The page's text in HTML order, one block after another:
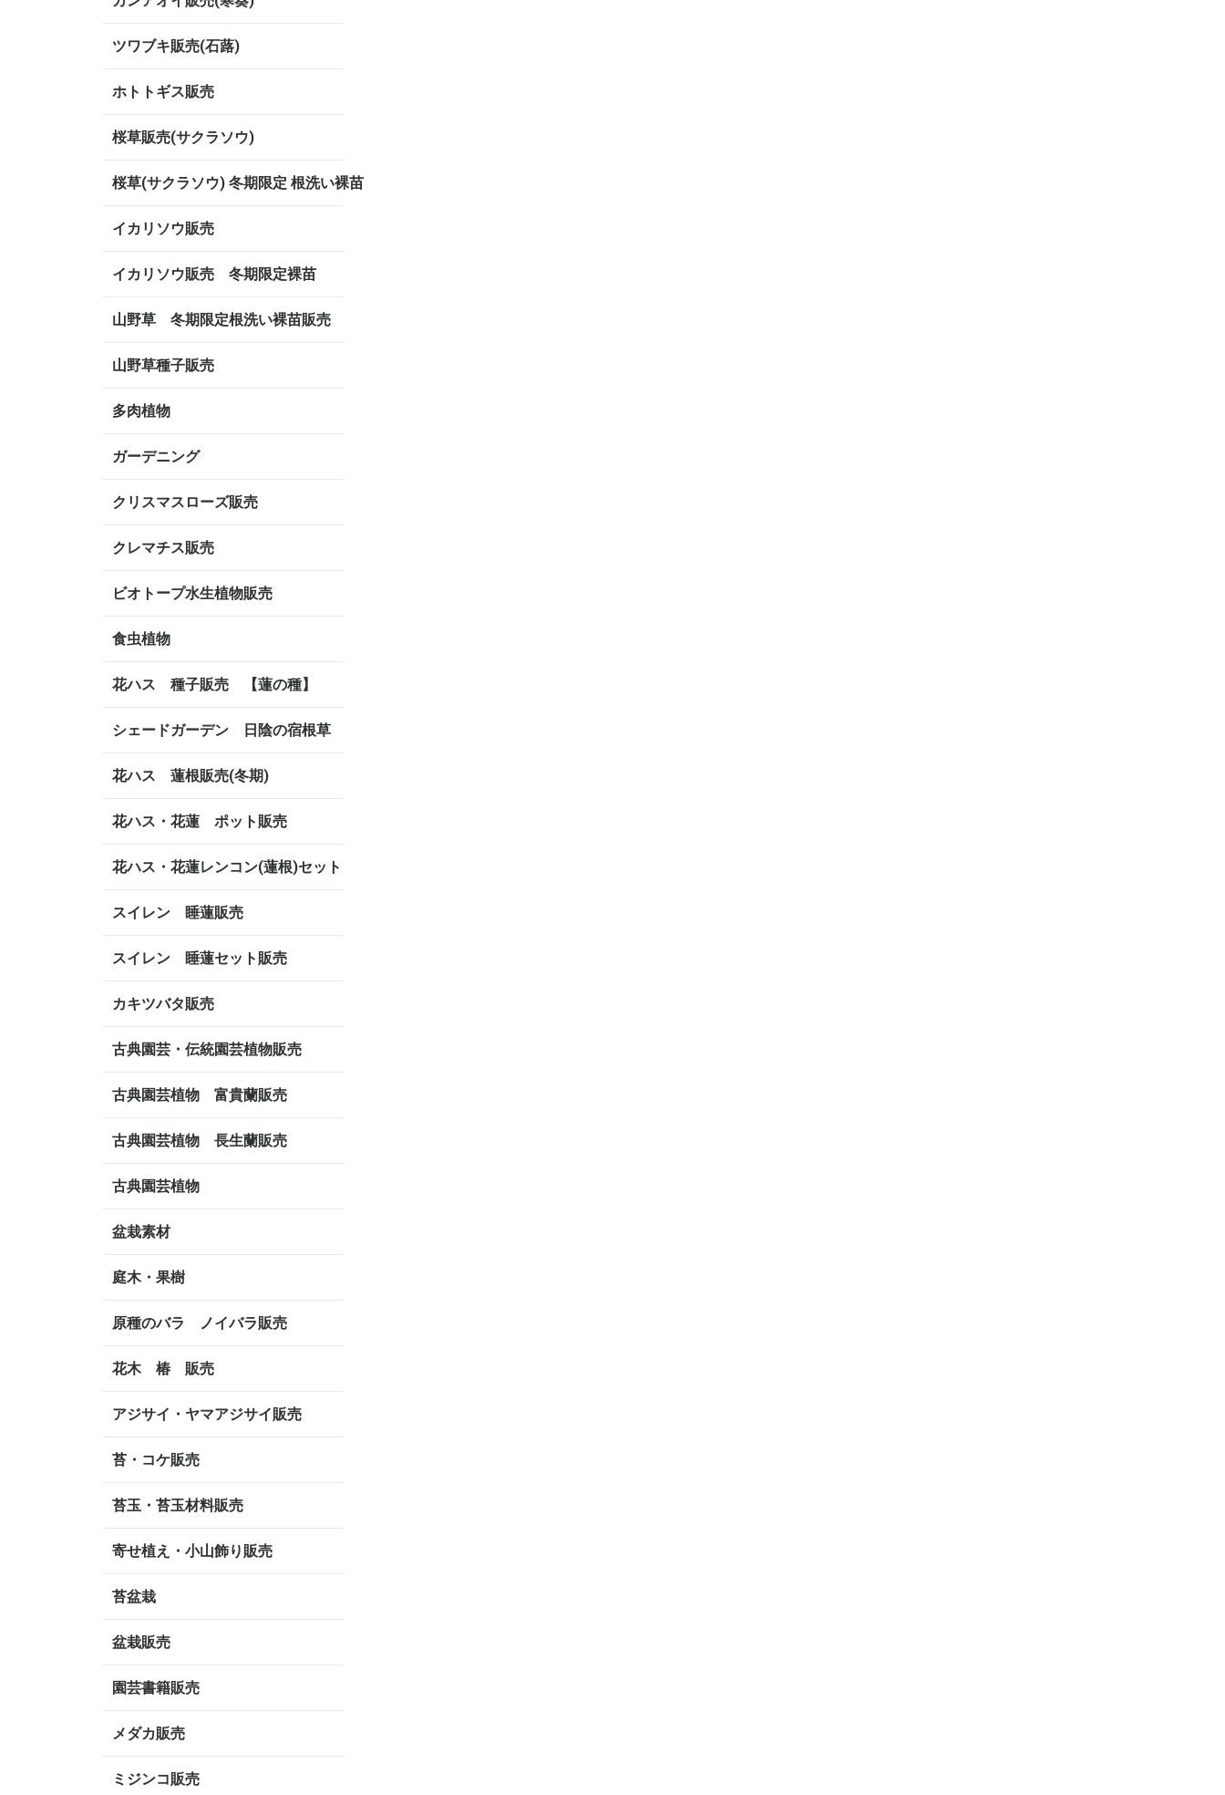
ツワブキ販売(石蕗)
ホトトギス販売
桜草販売(サクラソウ)
桜草(サクラソウ) 冬期限定 根洗い裸苗
イカリソウ販売
イカリソウ販売 冬期限定裸苗
山野草 冬期限定根洗い裸苗販売
山野草種子販売
多肉植物
ガーデニング
クリスマスローズ販売
クレマチス販売
ビオトープ水生植物販売
食虫植物
花ハス 種子販売 【蓮の種】
シェードガーデン 日陰の宿根草
花ハス 蓮根販売(冬期)
花ハス・花蓮 ポット販売
花ハス・花蓮レンコン(蓮根)セット
スイレン 睡蓮販売
スイレン 睡蓮セット販売
カキツバタ販売
古典園芸・伝統園芸植物販売
古典園芸植物 富貴蘭販売
古典園芸植物 長生蘭販売
古典園芸植物
盆栽素材
庭木・果樹
原種のバラ ノイバラ販売
花木 椿 販売
アジサイ・ヤマアジサイ販売
苔・コケ販売
苔玉・苔玉材料販売
寄せ植え・小山飾り販売
苔盆栽
盆栽販売
園芸書籍販売
メダカ販売
ミジンコ販売